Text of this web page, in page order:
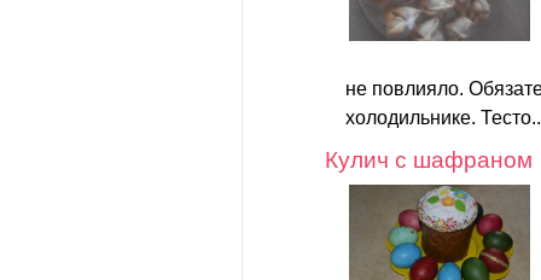
не повлияло.
холодильнике.
Кулич с шафраном